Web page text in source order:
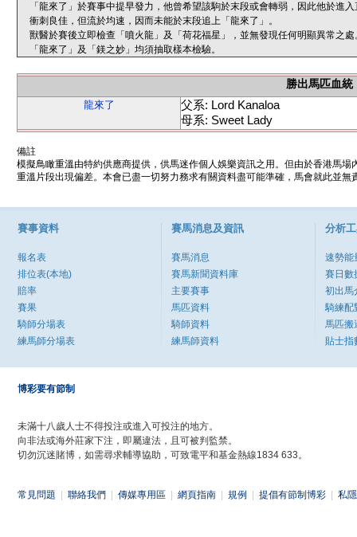
「龍來了」於賽事中提早發力，他曾希望該駒於末段或會轉弱，因此他於進
衝刺良佳，但流於均速，因而未能於末段追上「龍來了」。
獸醫於賽後立即檢查「噴火龍」及「荷花福星」，並無發現任何明顯異常之處
「龍來了」及「鎂之妙」均須抽取樣本檢驗。
勝出馬匹血統
龍來了
父系: Lord Kanaloa
母系: Sweet Lady
備註
模擬鳥瞰重溫由特約供應商提供，供馬迷作個人娛樂資訊之用。但由於香港馬
重溫片段出現偏差。本會已盡一切努力務求有關資料盡可能準確，馬會就此並
賽事資料
報名表
排位表(本地)
賠率
賽果
騎師分場表
練馬師分場表
賽馬消息及資訊
賽馬消息
賽馬新聞資料庫
主要賽事
馬匹資料
騎師資料
練馬師資料
分析
速勢能
賽日數
初出馬
騎練配
馬匹搬
貼士指
博彩要有節制
未滿十八歲人士不得投注或進入可投注的地方。
向非法或海外莊家下注，即屬違法，且可被判監禁。
切勿沉迷賭博，如需尋求輔導協助，可致電平和基金熱線1834 633。
常見問題 聯絡我們 傳媒專用區 網頁指南 規例 提倡有節制博彩 私